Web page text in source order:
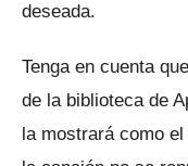
deseada.
Tenga en cuenta
de la biblioteca de
la mostrará como